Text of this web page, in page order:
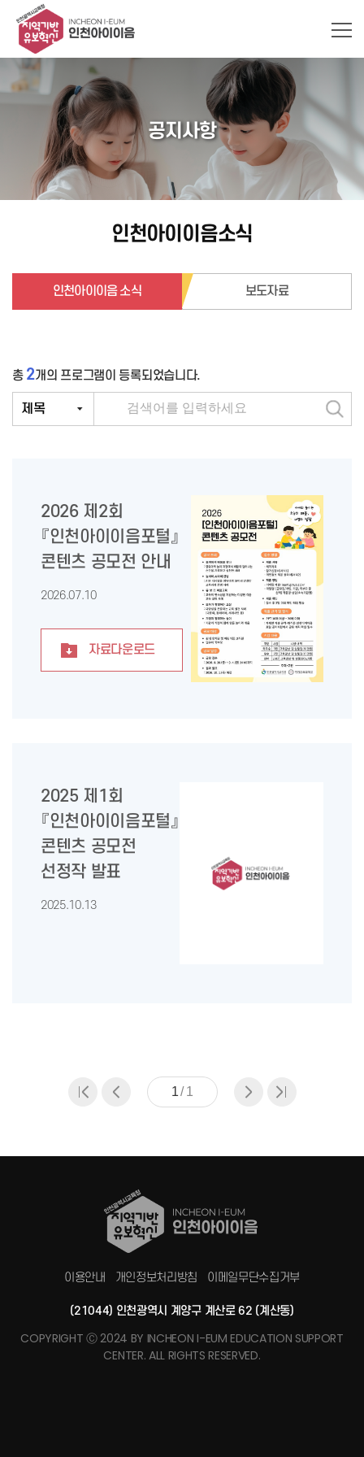
공지사항
인천아이이음소식
인천아이이음 소식 보도자료
총 2개의 프로그램이 등록되었습니다.
검
색
2026 제2회
『인천아이이음포털』
콘텐츠 공모전 안내
2026.07.10
자료다운로드
2025 제1회
『인천아이이음포털』
콘텐츠 공모전
선정작 발표
2025.10.13
1/1
이용안내 개인정보처리방침 이메일무단수집거부
(21044) 인천광역시 계양구 계산로 62 (계산동)
COPYRIGHT Ⓒ 2024 BY INCHEON I-EUM EDUCATION SUPPORT
CENTER. ALL RIGHTS RESERVED.